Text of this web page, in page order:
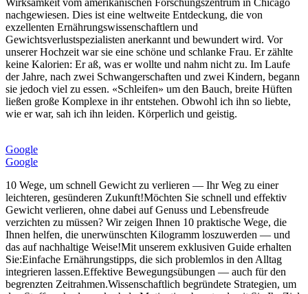
Wirksamkeit vom amerikanischen Forschungszentrum in Chicago
nachgewiesen. Dies ist eine weltweite Entdeckung, die von
exzellenten Ernährungswissenschaftlern und
Gewichtsverlustspezialisten anerkannt und bewundert wird. Vor
unserer Hochzeit war sie eine schöne und schlanke Frau. Er zählte
keine Kalorien: Er aß, was er wollte und nahm nicht zu. Im Laufe
der Jahre, nach zwei Schwangerschaften und zwei Kindern, begann
sie jedoch viel zu essen. «Schleifen» um den Bauch, breite Hüften
ließen große Komplexe in ihr entstehen. Obwohl ich ihn so liebte,
wie er war, sah ich ihn leiden. Körperlich und geistig.
Google
Google
10 Wege, um schnell Gewicht zu verlieren — Ihr Weg zu einer
leichteren, gesünderen Zukunft!Möchten Sie schnell und effektiv
Gewicht verlieren, ohne dabei auf Genuss und Lebensfreude
verzichten zu müssen? Wir zeigen Ihnen 10 praktische Wege, die
Ihnen helfen, die unerwünschten Kilogramm loszuwerden — und
das auf nachhaltige Weise!Mit unserem exklusiven Guide erhalten
Sie:Einfache Ernährungstipps, die sich problemlos in den Alltag
integrieren lassen.Effektive Bewegungsübungen — auch für den
begrenzten Zeitrahmen.Wissenschaftlich begründete Strategien, um